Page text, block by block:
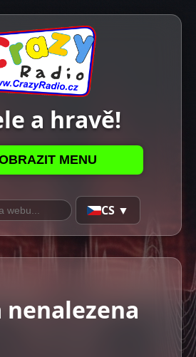
a hravě!
MENU
CS ▼